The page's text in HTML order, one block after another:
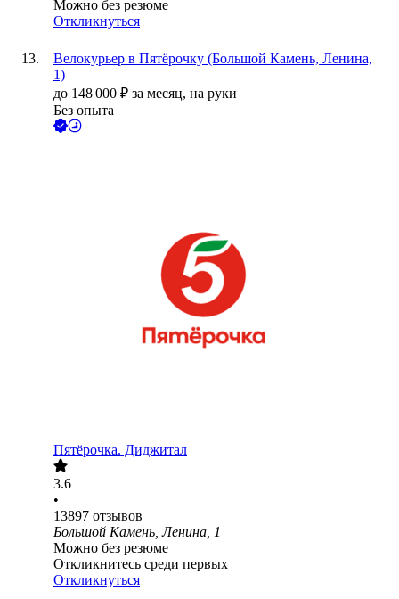
Можно без резюме
Откликнуться
Велокурьер в Пятёрочку (Большой Камень, Ленина,
1)
до 148 000 ₽ за месяц, на руки
Без опыта
Пятёрочка. Диджитал
3.6
•
13897 отзывов
Большой Камень, Ленина, 1
Можно без резюме
Откликнитесь среди первых
Откликнуться